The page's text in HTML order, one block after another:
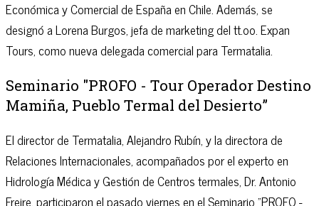
Económica y Comercial de España en Chile. Además, se
designó a Lorena Burgos, jefa de marketing del tt.oo. Expan
Tours, como nueva delegada comercial para Termatalia.
Seminario "PROFO - Tour Operador Destino
Mamiña, Pueblo Termal del Desierto”
El director de Termatalia, Alejandro Rubín, y la directora de
Relaciones Internacionales, acompañados por el experto en
Hidrología Médica y Gestión de Centros termales, Dr. Antonio
Freire, participaron el pasado viernes en el Seminario "PROFO -